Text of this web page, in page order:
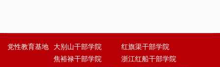
党性教育基地 大别山干部学院
红旗渠干部学院
焦裕禄干部学院
浙江红船干部学院